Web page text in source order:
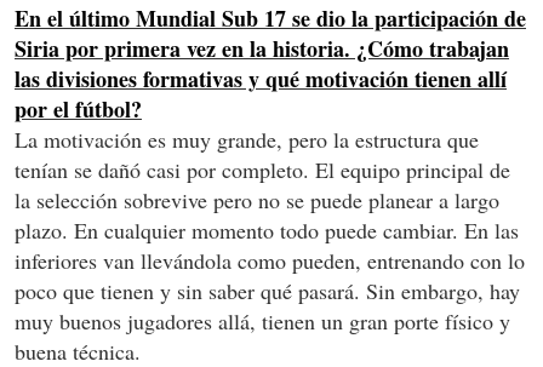
En el último Mundial Sub 17 se dio la participación de
Siria por primera vez en la historia. ¿Cómo trabajan
las divisiones formativas y qué motivación tienen allí
por el fútbol?
La motivación es muy grande, pero la estructura que
tenían se dañó casi por completo. El equipo principal de
la selección sobrevive pero no se puede planear a largo
plazo. En cualquier momento todo puede cambiar. En las
inferiores van llevándola como pueden, entrenando con lo
poco que tienen y sin saber qué pasará. Sin embargo, hay
muy buenos jugadores allá, tienen un gran porte físico y
buena técnica.